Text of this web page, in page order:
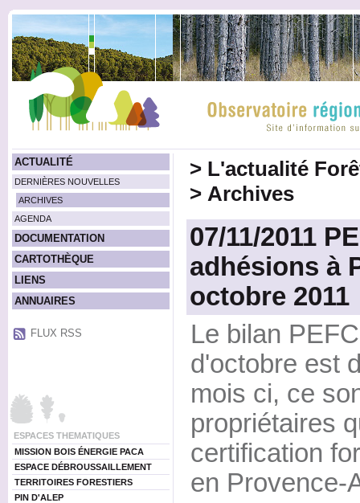
ACTUALITÉ
DERNIÈRES NOUVELLES
ARCHIVES
AGENDA
DOCUMENTATION
CARTOTHÈQUE
LIENS
ANNUAIRES
FLUX RSS
ESPACES THEMATIQUES
MISSION BOIS ÉNERGIE PACA
ESPACE DÉBROUSSAILLEMENT
TERRITOIRES FORESTIERS
PIN D'ALEP
> L'actualité
> Archives
07/11/2011
adhésions à
octobre 2011
Le bilan
d'octobre est
mois ci, ce
propriétaires
certification
en Provence-